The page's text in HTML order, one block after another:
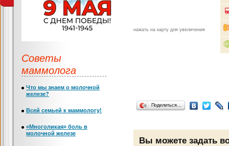
нажать на карту для увеличения
Поделиться…
Вы можете задать
Советы
маммолога
Что мы знаем о молочной
железе?
Всей семьей к маммологу!
«Многоликая» боль в
молочной железе